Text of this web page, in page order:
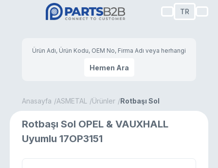
TR
Hemen Ara
Anasayfa ASMETAL Ürünler Rotbaşı Sol
Rotbaşı Sol OPEL & VAUXHALL
Uyumlu 17OP3151